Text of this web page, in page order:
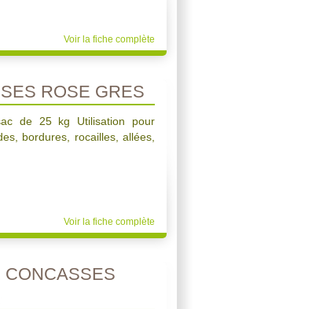
Voir la fiche complète
ROSE GRES
de 25 kg Utilisation pour
bordures, rocailles, allées,
Voir la fiche complète
CONCASSES